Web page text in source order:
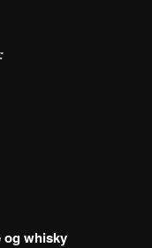
og whisky